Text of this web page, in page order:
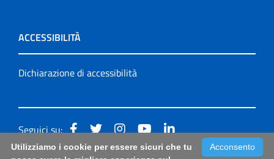
ACCESSIBILITÀ
Dichiarazione di accessibilità
Seguici su:
Acconsento
Utilizziamo i cookie per essere sicuri che tu